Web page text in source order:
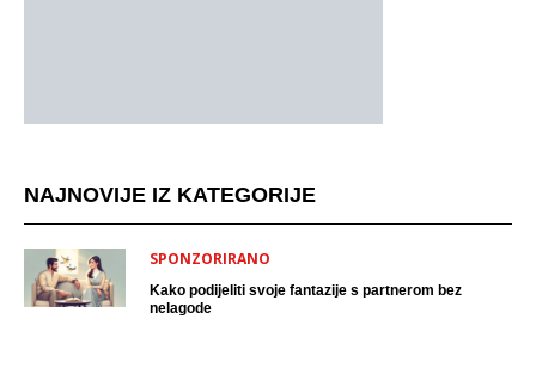
NAJNOVIJE IZ KATEGORIJE
SPONZORIRANO
Kako podijeliti svoje fantazije s partnerom bez
nelagode